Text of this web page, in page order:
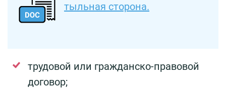
тыльная сторона.
трудовой или гражданско-правовой
договор;